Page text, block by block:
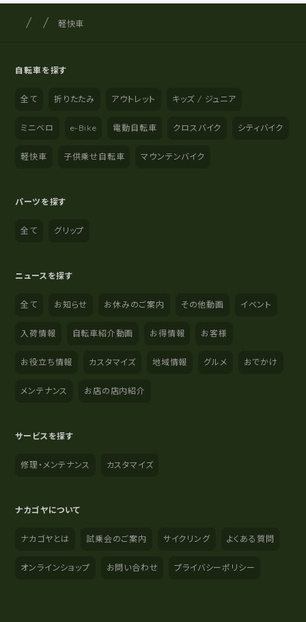
サイト内の現在地
サイクルショップナカゴヤ
軽快車
自転車を探す
全て 折りたたみ アウトレット キッズ / ジュニア
ミニベロ e-Bike 電動自転車 クロスバイク シティバイク
軽快車 子供乗せ自転車 マウンテンバイク
パーツを探す
全て グリップ
ニュースを探す
全て お知らせ お休みのご案内 その他動画 イベント
入荷情報 自転車紹介動画 お得情報 お客様
お役立ち情報 カスタマイズ 地域情報 グルメ おでかけ
メンテナンス お店の店内紹介
サービスを探す
修理・メンテナンス カスタマイズ
ナカゴヤについて
ナカゴヤとは 試乗会のご案内 サイクリング よくある質問
オンラインショップ お問い合わせ プライバシーポリシー